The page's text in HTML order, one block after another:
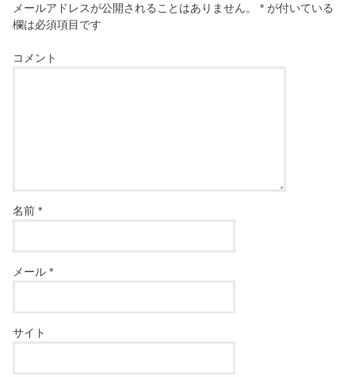
メールアドレスが公開されることはありません。 * が付いている
欄は必須項目です
コメント
名前*
メール*
サイト